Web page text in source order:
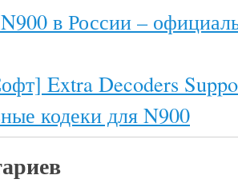
в России –
Extra Decoders
кодеки для N900